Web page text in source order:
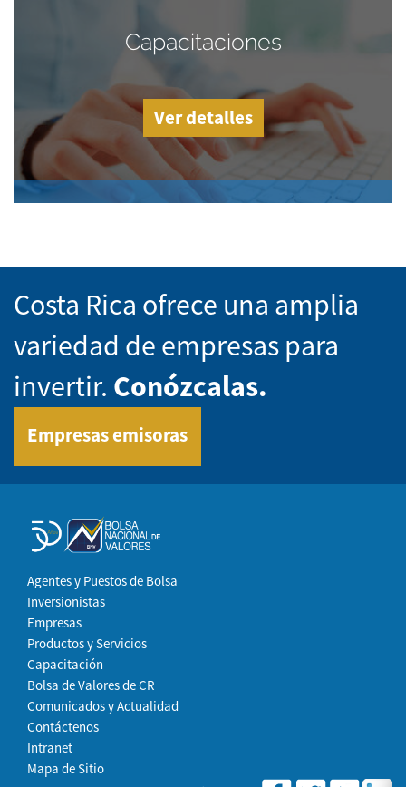
Capacitaciones
Ver detalles
Costa Rica ofrece una amplia
variedad de empresas para
invertir. Conózcalas.
Empresas emisoras
Agentes y Puestos de Bolsa
Inversionistas
Empresas
Productos y Servicios
Capacitación
Bolsa de Valores de CR
Comunicados y Actualidad
Contáctenos
Intranet
Mapa de Sitio